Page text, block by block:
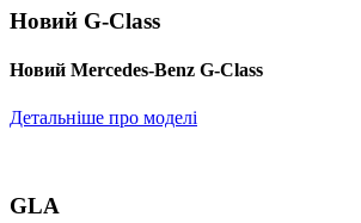
Новий G-Class
Новий Mercedes-Benz G-Class
Детальніше про моделі
GLA